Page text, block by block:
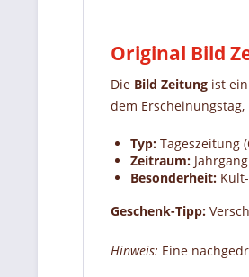
Original Bild
Die Bild Zeitung ist
dem
Typ: Tageszeitung
Zeitraum:
Besonderheit:
Geschenk-Tipp:
Hinweis: Eine